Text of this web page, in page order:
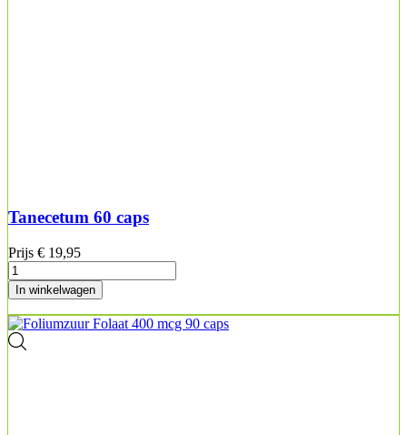
Tanecetum 60 caps
Prijs € 19,95
In winkelwagen